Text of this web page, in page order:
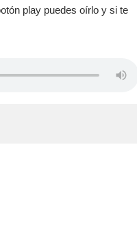
play puedes oírlo y si te